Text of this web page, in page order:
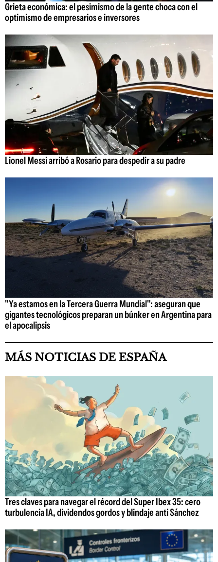
Grieta económica: el pesimismo de la gente choca con el
optimismo de empresarios e inversores
Lionel Messi arribó a Rosario para despedir a su padre
"Ya estamos en la Tercera Guerra Mundial": aseguran que
gigantes tecnológicos preparan un búnker en Argentina para
el apocalipsis
MÁS NOTICIAS DE ESPAÑA
Tres claves para navegar el récord del Super Ibex 35: cero
turbulencia IA, dividendos gordos y blindaje anti Sánchez